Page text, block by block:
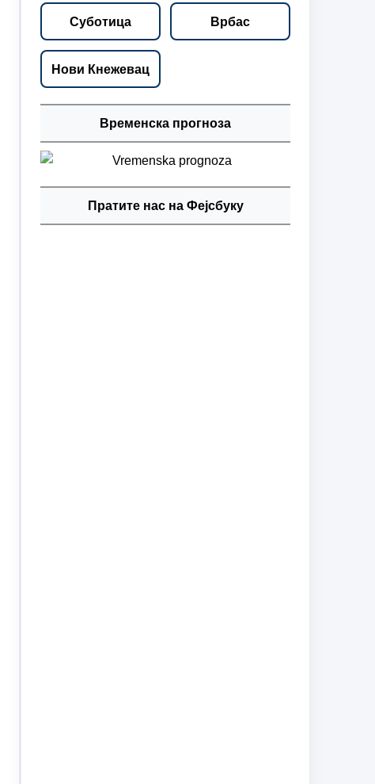
Суботица Врбас
Нови Кнежевац
Временска прогноза
Пратите нас на Фејсбуку